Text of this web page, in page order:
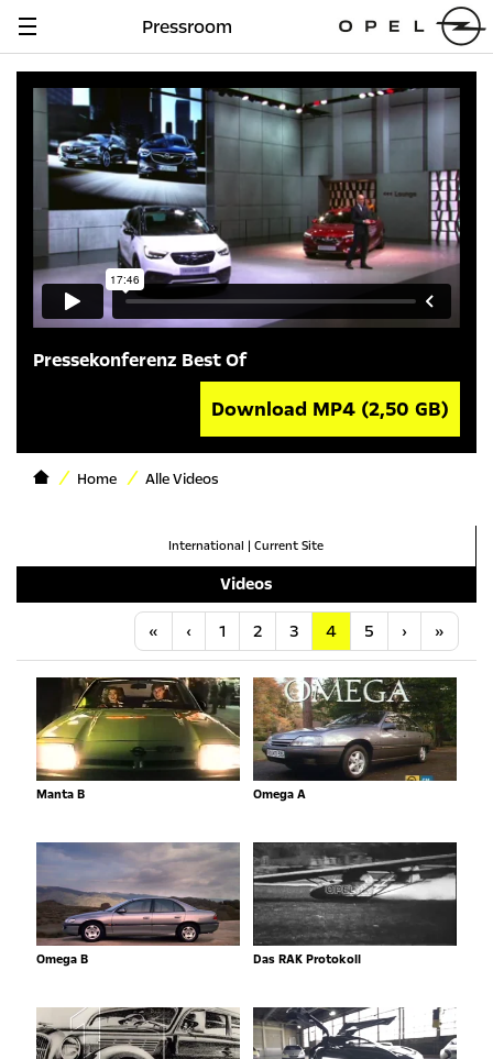
Navigation
Pressroom
Pressekonferenz Best Of
Download MP4 (2,50 GB)
Home Alle Videos
International | Current Site
Videos
« Anfang
‹ Vorherige
1 2 3 4 5 ›Nächste
»
Manta B Omega A
Omega B Das RAK Protokoll